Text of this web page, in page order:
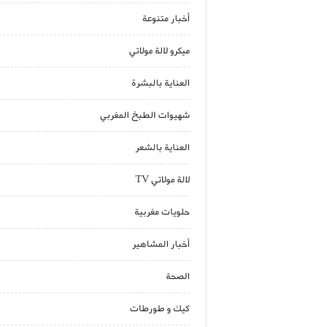
أخبار متنوعة
ميكرو لالة مولاتي
العناية بالبشرة
شهيوات الطبخ المغربي
العناية بالشعر
لالة مولاتي TV
حلويات مغربية
أخبار المشاهير
الصحة
كيك و طورطات